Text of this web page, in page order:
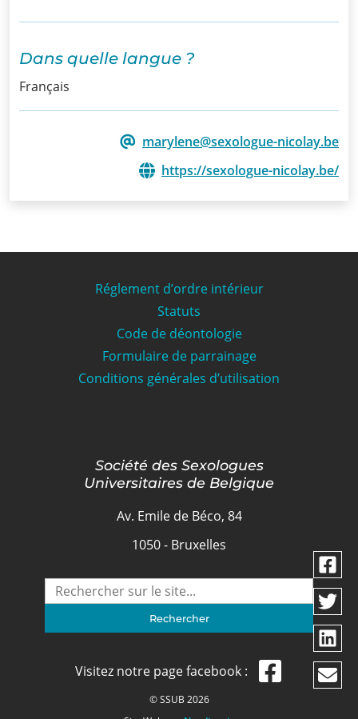
Dans quelle langue ?
Français
marylene@sexologue-nicolay.be
https://sexologue-nicolay.be/
Réglement d’ordre intérieur
Statuts
Code de déontologie
Formulaire de parrainage
Conditions générales d’utilisation
Société des Sexologues
Universitaires de Belgique
Av. Emile de Béco, 84
1050 - Bruxelles
Visitez notre page facebook :
© SSUB 2026